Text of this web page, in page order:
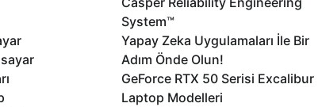
System™
Yapay Zeka Uygulamaları İle Bir
Adım Önde Olun!
GeForce RTX 50 Serisi Excalibur
Laptop Modelleri